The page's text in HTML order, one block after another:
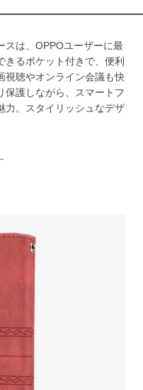
スは、OPPOユーザーに最
るポケット付きで、便利
視聴やオンライン会議も快
保護しながら、スマートフ
力。スタイリッシュなデザ